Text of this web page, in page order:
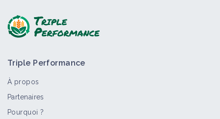
Triple Performance
À propos
Partenaires
Pourquoi ?